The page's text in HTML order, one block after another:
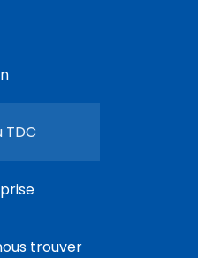
TDC
trouver